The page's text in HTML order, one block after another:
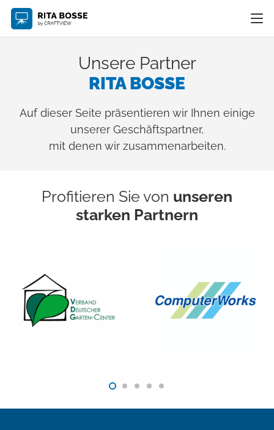
Unsere Partner
RITA BOSSE
Auf dieser Seite präsentieren wir Ihnen einige
unserer Geschäftspartner,
mit denen wir zusammenarbeiten.
Profitieren Sie von unseren
starken Partnern